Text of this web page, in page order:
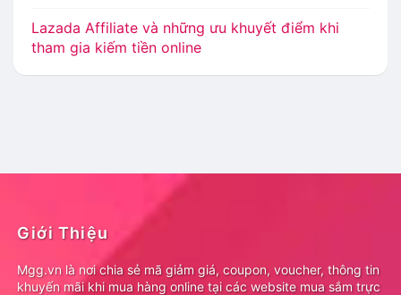
Lazada Affiliate và những ưu khuyết điểm khi
tham gia kiếm tiền online
Giới Thiệu
Mgg.vn là nơi chia sẻ mã giảm giá, coupon, voucher, thông tin
khuyến mãi khi mua hàng online tại các website mua sắm trực